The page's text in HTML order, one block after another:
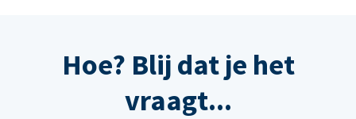
Hoe? Blij dat je het
vraagt...